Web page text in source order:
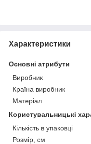
Характеристики
Основні атрибути
Виробник
Країна виробник
Матеріал
Користувальницькі
Кількість в упаковці
Розмір, см